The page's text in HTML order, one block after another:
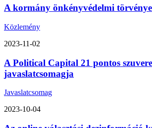
A kormány önkényvédelmi
Közlemény
2023-11-02
A Political Capital 21 pontos
javaslatcsomagja
Javaslatcsomag
2023-10-04